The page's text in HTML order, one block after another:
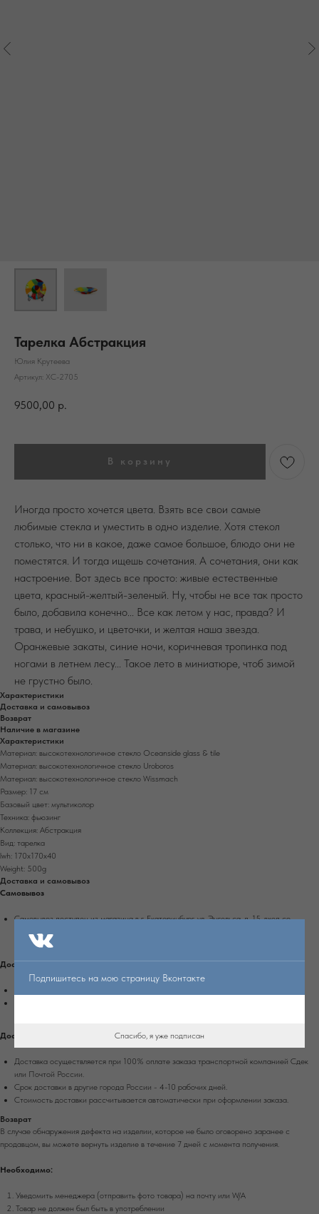
Тарелка Абстракция
Юлия Крутеева
Артикул: ХС-2705
9500,00 р.
В корзину
Иногда просто хочется цвета. Взять все свои самые
любимые стекла и уместить в одно изделие. Хотя стекол
столько, что ни в какое, даже самое большое, блюдо они не
поместятся. И тогда ищешь сочетания. А сочетания, они как
настроение. Вот здесь все просто: живые естественные
цвета, красный-желтый-зеленый. Ну, чтобы не все так просто
было, добавила конечно... Все как летом у нас, правда? И
трава, и небушко, и цветочки, и желтая наша звезда.
Оранжевые закаты, синие ночи, коричневая тропинка под
ногами в летнем лесу... Такое лето в миниатюре, чтоб зимой
не грустно было.
Характеристики
Доставка и самовывоз
Возврат
Наличие в магазине
Характеристики
Материал: высокотехнологичное стекло Oceanside glass & tile
Материал: высокотехнологичное стекло Uroboros
Материал: высокотехнологичное стекло Wissmach
Размер: 17 см
Базовый цвет: мультиколор
Техника: фьюзинг
Коллекция: Абстракция
Вид: тарелка
lwh: 170x170x40
Weight: 500g
Доставка и самовывоз
Самовывоз
Самовывоз доступен из магазина в г. Екатеринбург, ул. Энгельса, д. 15, вход со
стороны Белинского.
Доставка по Екатеринбургу
Доставка по России
Доставка осуществляется при 100% оплате заказа транспортной компанией Сдек
или Почтой России.
Срок доставки в другие города России - 4-10 рабочих дней.
Стоимость доставки рассчитывается автоматически при оформлении заказа.
Возврат
В случае обнаружения дефекта на изделии, которое не было оговорено заранее с
продавцом, вы можете вернуть изделие в течение 7 дней с момента получения.
Необходимо:
Уведомить менеджера (отправить фото товара) на почту или W/А
Товар не должен был быть в употреблении
Подпишитесь на мою страницу Вконтакте
Спасибо, я уже подписан